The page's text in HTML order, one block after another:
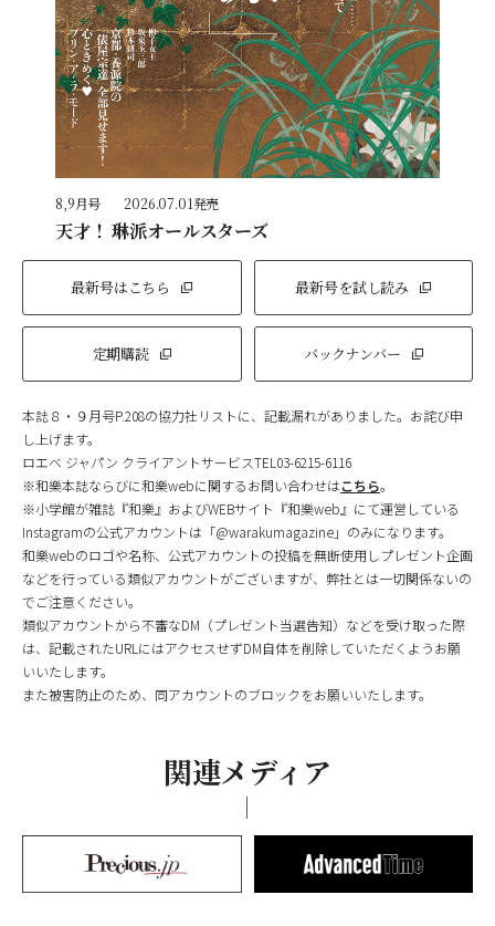
8,9月号 2026.07.01発売
天才！ 琳派オールスターズ
最新号はこちら 最新号を試し読み
定期購読 バックナンバー
本誌８・９月号P.208の協力社リストに、記載漏れがありました。お詫び申
し上げます。
ロエベ ジャパン クライアントサービスTEL03-6215-6116
※和樂本誌ならびに和樂webに関するお問い合わせはこちら。
※小学館が雑誌『和樂』およびWEBサイト『和樂web』にて運営している
Instagramの公式アカウントは「@warakumagazine」のみになります。
和樂webのロゴや名称、公式アカウントの投稿を無断使用しプレゼント企画
などを行っている類似アカウントがございますが、弊社とは一切関係ないの
でご注意ください。
類似アカウントから不審なDM（プレゼント当選告知）などを受け取った際
は、記載されたURLにはアクセスせずDM自体を削除していただくようお願
いいたします。
また被害防止のため、同アカウントのブロックをお願いいたします。
関連メディア